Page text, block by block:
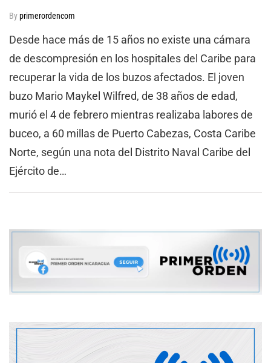
Byprimerordencom
Desde hace más de 15 años no existe una cámara
de descompresión en los hospitales del Caribe para
recuperar la vida de los buzos afectados. El joven
buzo Mario Maykel Wilfred, de 38 años de edad,
murió el 4 de febrero mientras realizaba labores de
buceo, a 60 millas de Puerto Cabezas, Costa Caribe
Norte, según una nota del Distrito Naval Caribe del
Ejército de…